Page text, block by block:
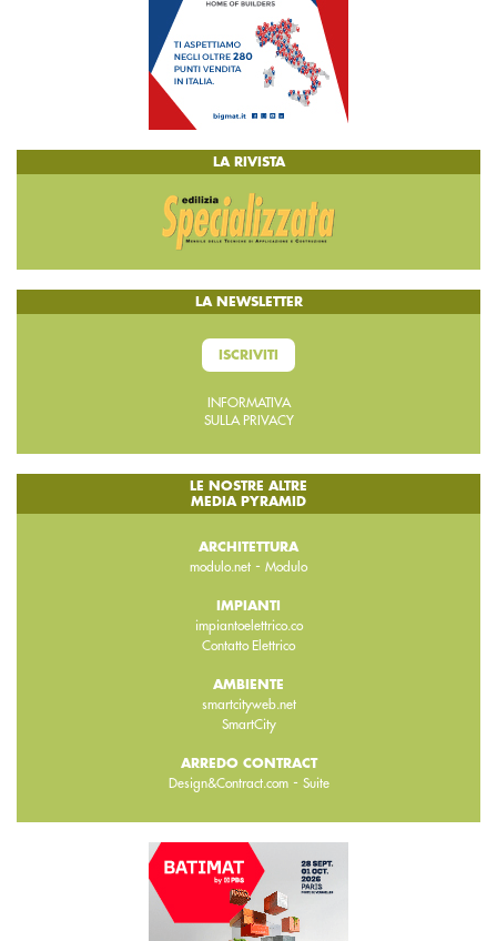
LA RIVISTA
LA NEWSLETTER
ISCRIVITI
INFORMATIVA
SULLA PRIVACY
LE NOSTRE ALTRE
MEDIA PYRAMID
ARCHITETTURA
modulo.net - Modulo
IMPIANTI
impiantoelettrico.co
Contatto Elettrico
AMBIENTE
smartcityweb.net
SmartCity
ARREDO CONTRACT
Design&Contract.com- Suite